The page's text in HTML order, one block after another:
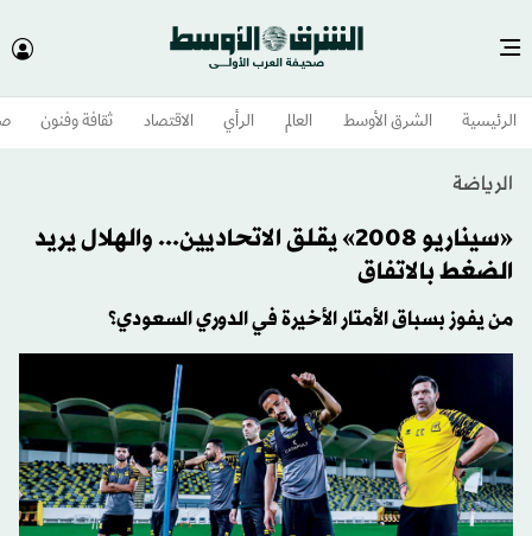
الرئيسية الشرق الأوسط​ العالم الرأي الاقتصاد ثقافة وفنون
الرياضة
«سيناريو 2008» يقلق الاتحاديين... والهلال يريد
الضغط بالاتفاق
من يفوز بسباق الأمتار الأخيرة في الدوري السعودي؟